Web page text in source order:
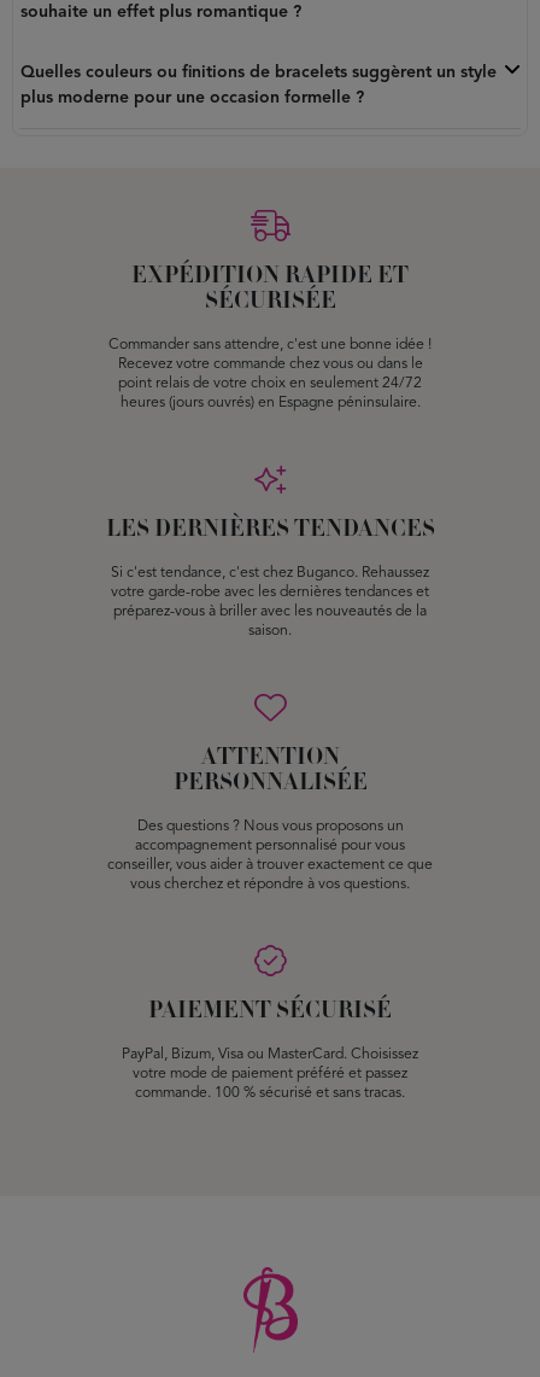
souhaite un effet plus romantique ?
Quelles couleurs ou finitions de bracelets suggèrent un style
plus moderne pour une occasion formelle ?
EXPÉDITION RAPIDE ET
SÉCURISÉE
Commander sans attendre, c'est une bonne idée !
Recevez votre commande chez vous ou dans le
point relais de votre choix en seulement 24/72
heures (jours ouvrés) en Espagne péninsulaire.
LES DERNIÈRES TENDANCES
Si c'est tendance, c'est chez Buganco. Rehaussez
votre garde-robe avec les dernières tendances et
préparez-vous à briller avec les nouveautés de la
saison.
ATTENTION
PERSONNALISÉE
Des questions ? Nous vous proposons un
accompagnement personnalisé pour vous
conseiller, vous aider à trouver exactement ce que
vous cherchez et répondre à vos questions.
PAIEMENT SÉCURISÉ
PayPal, Bizum, Visa ou MasterCard. Choisissez
votre mode de paiement préféré et passez
commande. 100 % sécurisé et sans tracas.